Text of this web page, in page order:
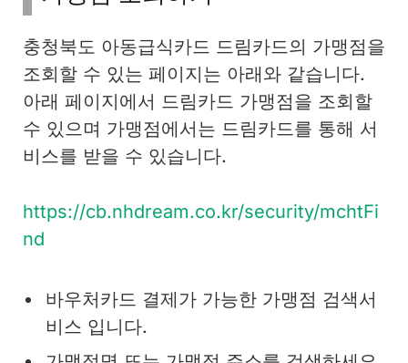
충청북도 아동급식카드 드림카드의 가맹점을
조회할 수 있는 페이지는 아래와 같습니다.
아래 페이지에서 드림카드 가맹점을 조회할
수 있으며 가맹점에서는 드림카드를 통해 서
비스를 받을 수 있습니다.
https://cb.nhdream.co.kr/security/mchtFi
nd
바우처카드 결제가 가능한 가맹점 검색서
비스 입니다.